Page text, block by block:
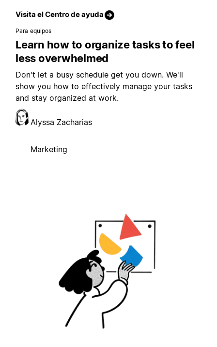
Visita el Centro de ayuda
Para equipos
Learn how to organize tasks to feel
less overwhelmed
Don't let a busy schedule get you down. We'll
show you how to effectively manage your tasks
and stay organized at work.
Alyssa Zacharias
Marketing